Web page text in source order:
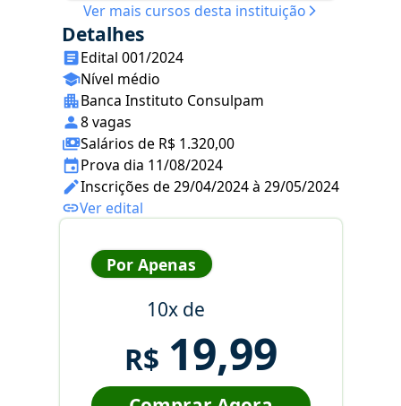
Ver mais cursos desta instituição
Detalhes
Edital 001/2024
Nível médio
Banca Instituto Consulpam
8 vagas
Salários de R$ 1.320,00
Prova dia 11/08/2024
Inscrições de 29/04/2024 à 29/05/2024
Ver edital
Por Apenas
10x de
R$ 19,99